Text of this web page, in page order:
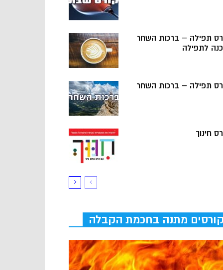
תפילה – ברכות השחר
לתפילה
תפילה – ברכות השחר
חינוך
קורסים מתנה בחכמת הקבלה